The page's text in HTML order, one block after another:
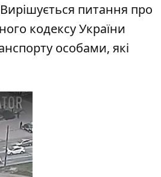
питання про
кодексу України
особами, які